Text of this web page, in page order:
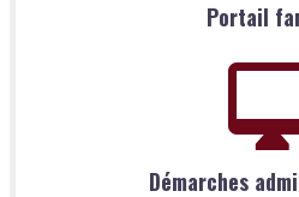
Portail
Démarches